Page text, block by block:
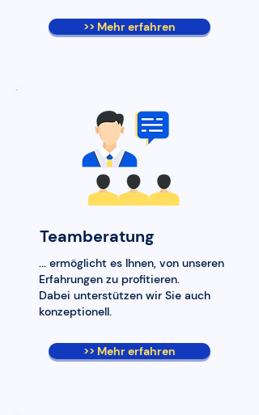
>> Mehr erfahren
Teamberatung
... ermöglicht es Ihnen, von unseren
Erfahrungen zu profitieren.
Dabei unterstützen wir Sie auch
konzeptionell.
>> Mehr erfahren